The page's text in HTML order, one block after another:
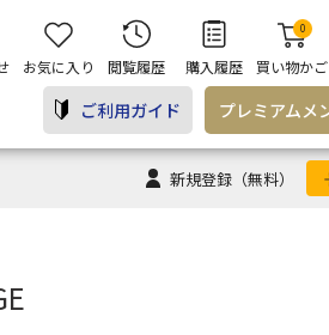
お気に入り 閲覧履歴 購入履歴 買い物かご
0
ご利用ガイド プレミアム メ
新規登録 （無料）